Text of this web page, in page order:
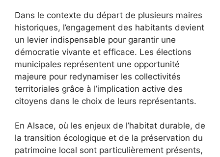
Dans le contexte du départ de plusieurs maires
historiques, l’engagement des habitants devient
un levier indispensable pour garantir une
démocratie vivante et efficace. Les élections
municipales représentent une opportunité
majeure pour redynamiser les collectivités
territoriales grâce à l’implication active des
citoyens dans le choix de leurs représentants.
En Alsace, où les enjeux de l’habitat durable, de
la transition écologique et de la préservation du
patrimoine local sont particulièrement présents,